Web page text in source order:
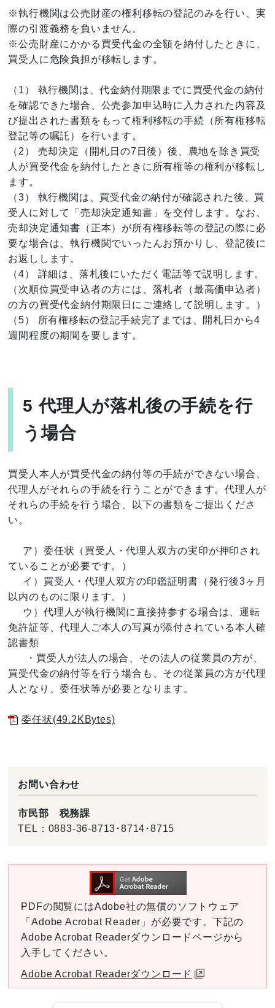
※執行機関は公売財産の権利移転の登記のみを行い、実
際の引渡義務を負いません。
※公売財産にかかる買受代金の全額を納付したときに、
買受人に危険負担が移転します。
（1） 執行機関は、代金納付期限までに買受代金の納付
を確認できた場合、公売参加申込時に入力された内容及
び提出された書類をもって権利移転の手続（所有権移転
登記等の嘱託）を行います。
（2） 売却決定（開札日の7日後）後、農地を除き買受
人が買受代金を納付したときに所有権等の権利が移転し
ます。
（3） 執行機関は、買受代金の納付が確認された後、買
受人に対して「売却決定通知書」を交付します。なお、
売却決定通知書（正本）が所有権移転等の登記の際に必
要な場合は、執行機関でいったんお預かりし、登記後に
お返しします。
（4） 詳細は、落札後にいただく電話等で説明します。
（次順位買受申込者の方には、落札者（最高価申込者）
の方の買受代金納付期限日にご連絡して説明します。）
（5） 所有権移転の登記手続完了までは、開札日から4
週間程度の期間を要します。
5 代理人が落札後の手続を行
う場合
買受人本人が買受代金の納付等の手続ができない場合、
代理人がそれらの手続を行うことができます。代理人が
それらの手続を行う場合、以下の書類をご提出くださ
い。
ア）委任状（買受人・代理人双方の実印が押印され
ていることが必要です。）
イ）買受人・代理人双方の印鑑証明書（発行後3ヶ月
以内のものに限ります。）
ウ）代理人が執行機関に直接持参する場合は、運転
免許証等、代理人ご本人の写真が添付されている本人確
認書類
・買受人が法人の場合、その法人の従業員の方が、
買受代金の納付等を行う場合も、その従業員の方が代理
人となり、委任状等が必要となります。
委任状(49.2KBytes)
お問い合わせ
市民部 税務課
TEL： 0883-36-8713･8714･8715
PDFの閲覧にはAdobe社の無償のソフトウェア
「Adobe Acrobat Reader」が必要です。下記の
Adobe Acrobat Readerダウンロードページから
入手してください。
Adobe Acrobat Readerダウンロード